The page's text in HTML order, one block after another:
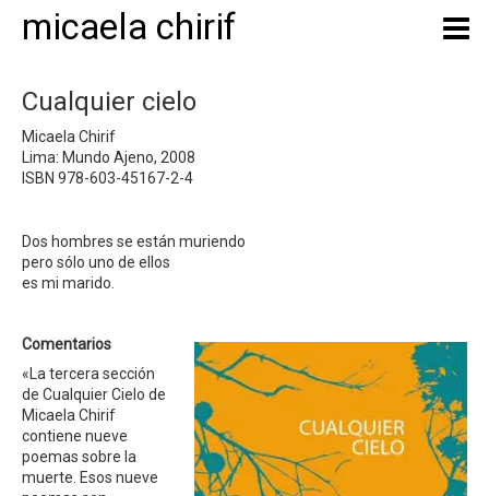
micaela chirif
Cualquier cielo
Micaela Chirif
Lima: Mundo Ajeno, 2008
ISBN 978-603-45167-2-4
Dos hombres se están muriendo
pero sólo uno de ellos
es mi marido.
Comentarios
«La tercera sección
de Cualquier Cielo de
Micaela Chirif
contiene nueve
poemas sobre la
muerte. Esos nueve